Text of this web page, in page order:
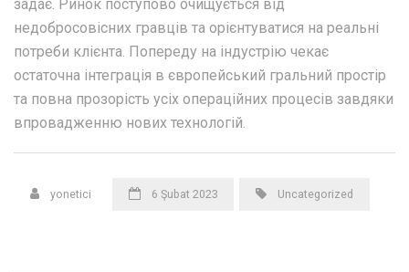
задає. Ринок поступово очищується від
недобросовісних гравців та орієнтуватися на реальні
потреби клієнта. Попереду на індустрію чекає
остаточна інтеграція в європейський гральний простір
та повна прозорість усіх операційних процесів завдяки
впровадженню нових технологій.
yonetici 6 Şubat 2023 Uncategorized